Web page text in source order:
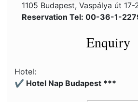
1105 Budapest, Vaspálya út 17-
Reservation Tel: 00-36-1-
Enquiry
Hotel:
✔️ Hotel Nap Budapest ***